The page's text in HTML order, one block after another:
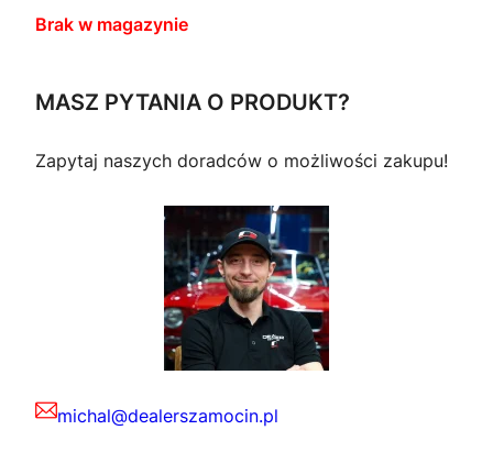
Brak w magazynie
MASZ PYTANIA O PRODUKT?
Zapytaj naszych doradców o możliwości zakupu!
michal@dealerszamocin.pl